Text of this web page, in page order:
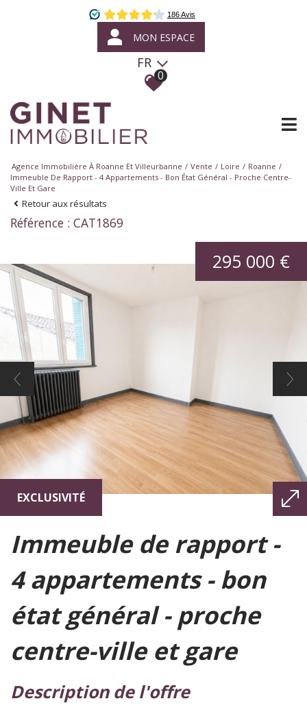
MON ESPACE
FR
0
Agence Immobilière À Roanne Et Villeurbanne Vente Loire
Roanne
Immeuble De Rapport - 4 Appartements - Bon État Général - Proche Centre-
Ville Et Gare
Retour aux résultats
Référence : CAT1869
EXCLUSIVITÉ
295 000 €
immeuble de rapport -
4 appartements - bon
état général - proche
centre-ville et gare
description de l'offre